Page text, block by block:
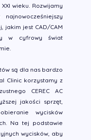
wieku. Rozwijamy
jakim jest CAD/CAM
w cyfrowy świat
są dla nas bardzo
Clinic korzystamy z
CEREC AC
jakości sprzęt,
wycisków
Na tej podstawie
wycisków, aby